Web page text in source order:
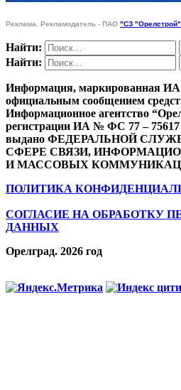
Реклама. Рекламодатель - ПАО "СЗ "Орелстрой"
Найти:
Найти:
Информация, маркированная ИА
официальным сообщением
Информационное агентство
регистрации ИА № ФС 77 – 75617
выдано ФЕДЕРАЛЬНОЙ
СФЕРЕ СВЯЗИ,
И МАССОВЫХ
ПОЛИТИКА
СОГЛАСИЕ НА ОБРАБОТКУ
ДАННЫХ
Орелград. 2026 год